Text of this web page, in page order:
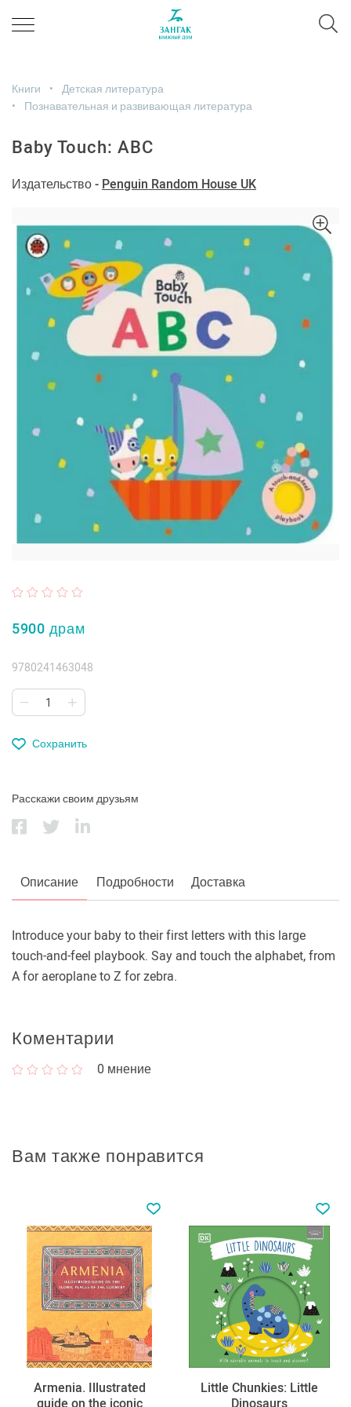
Книги
Детская литература
Познавательная и развивающая литература
Baby Touch: ABC
Издательство - Penguin Random House UK
5900 драм
9780241463048
Сохранить
Расскажи своим друзьям
Описание Подробности Доставка
Introduce your baby to their first letters with this large
touch-and-feel playbook. Say and touch the alphabet, from
A for aeroplane to Z for zebra.
Коментарии
0 мнение
Вам также понравится
Armenia. Illustrated
guide on the iconic
Little Chunkies: Little
Dinosaurs